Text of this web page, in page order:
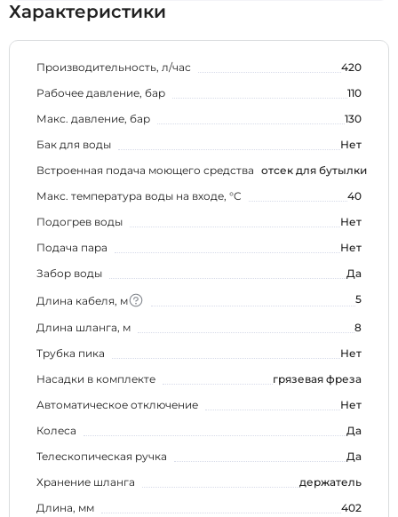
Характеристики
Производительность, л/час
420
Рабочее давление, бар
110
Макс. давление, бар
130
Бак для воды
Нет
Встроенная подача моющего средства отсек для бутылки
Макс. температура воды на входе, °C
40
Подогрев воды
Нет
Подача пара
Нет
Забор воды
Да
Длина кабеля, м 5
Длина шланга, м
8
Трубка пика
Нет
Насадки в комплекте
грязевая фреза
Автоматическое отключение
Нет
Колеса
Да
Телескопическая ручка
Да
Хранение шланга
держатель
Длина, мм
402